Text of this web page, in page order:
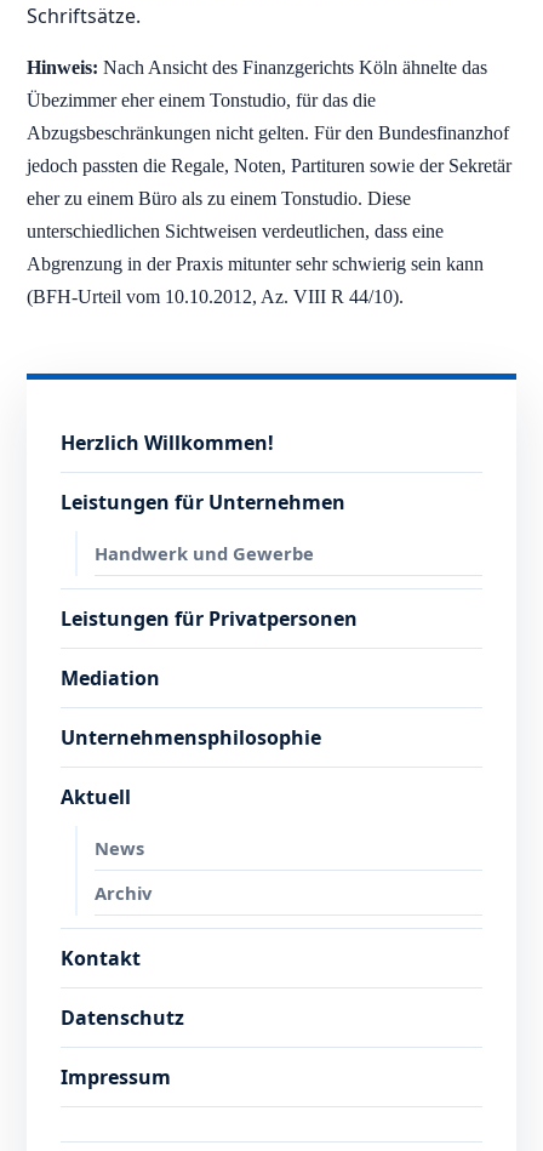
Schriftsätze.
Hinweis: Nach Ansicht des Finanzgerichts Köln ähnelte das
Übezimmer eher einem Tonstudio, für das die
Abzugsbeschränkungen nicht gelten. Für den Bundesfinanzhof
jedoch passten die Regale, Noten, Partituren sowie der Sekretär
eher zu einem Büro als zu einem Tonstudio. Diese
unterschiedlichen Sichtweisen verdeutlichen, dass eine
Abgrenzung in der Praxis mitunter sehr schwierig sein kann
(BFH-Urteil vom 10.10.2012, Az. VIII R 44/10).
Herzlich Willkommen!
Leistungen für Unternehmen
Handwerk und Gewerbe
Leistungen für Privatpersonen
Mediation
Unternehmensphilosophie
Aktuell
News
Archiv
Kontakt
Datenschutz
Impressum